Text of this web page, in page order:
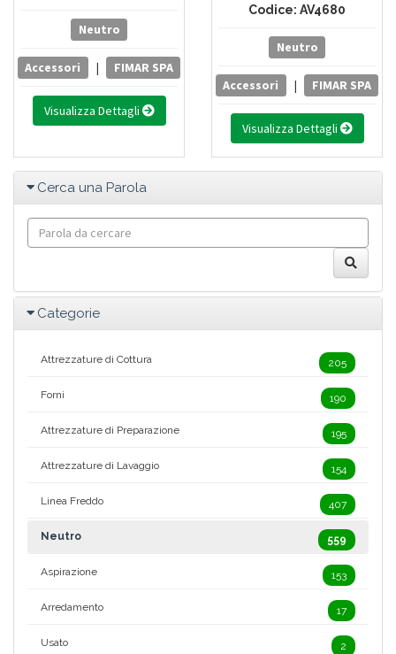
Neutro
Accessori | FIMAR SPA
Visualizza Dettagli
Codice: AV4680
Neutro
Accessori | FIMAR SPA
Visualizza Dettagli
Cerca una Parola
Categorie
Attrezzature di Cottura 205
Forni 190
Attrezzature di Preparazione 195
Attrezzature di Lavaggio 154
Linea Freddo 407
Neutro 559
Aspirazione 153
Arredamento 17
Usato 2